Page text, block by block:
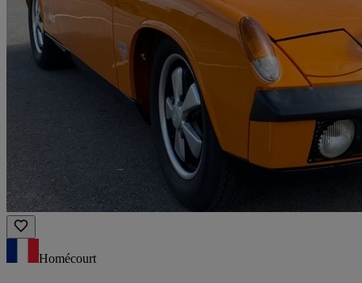
Homécourt